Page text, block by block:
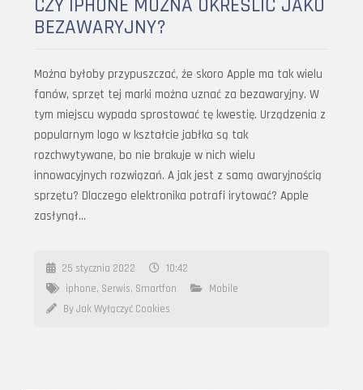
CZY IPHONE MOŻNA OKREŚLIĆ JAKO
BEZAWARYJNY?
Można byłoby przypuszczać, że skoro Apple ma tak wielu
fanów, sprzęt tej marki można uznać za bezawaryjny. W
tym miejscu wypada sprostować tę kwestię. Urządzenia z
popularnym logo w kształcie jabłka są tak
rozchwytywane, bo nie brakuje w nich wielu
innowacyjnych rozwiązań. A jak jest z samą awaryjnością
sprzętu? Dlaczego elektronika potrafi irytować? Apple
zasłynął…
25 stycznia 2022
10:42
iphone, Serwis, Smartfon
Mobile
By Jak Wyłączyć Cookies